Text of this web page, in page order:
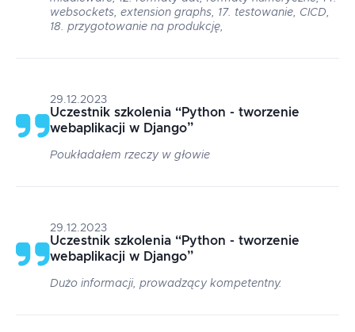
websockets, extension graphs, 17. testowanie, CICD,
18. przygotowanie na produkcję,
29.12.2023
Uczestnik szkolenia “Python - tworzenie
webaplikacji w Django”
Poukładałem rzeczy w głowie
29.12.2023
Uczestnik szkolenia “Python - tworzenie
webaplikacji w Django”
Dużo informacji, prowadzący kompetentny.